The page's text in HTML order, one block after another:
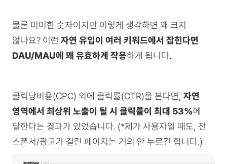
물론 미미한 숫자이지만 이렇게 생각하면 꽤 크지
않나요? 이런 자연 유입이 여러 키워드에서 잡힌다면
DAU/MAU에 꽤 유효하게 작용하게 됩니다.
클릭당비용(CPC) 외에 클릭률(CTR)을 본다면, 자연
영역에서 최상위 노출이 될 시 클릭률이 최대 53%에
달한다는 결과가 있었습니다. (*제가 사용자일 때도, 전
스폰서/광고가 걸린 페이지는 거의 안 누르긴 합니다.)